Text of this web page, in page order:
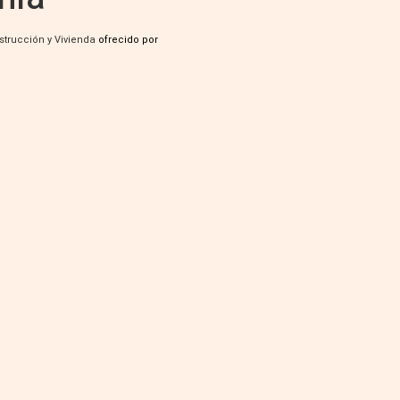
y Vivienda ofrecido por